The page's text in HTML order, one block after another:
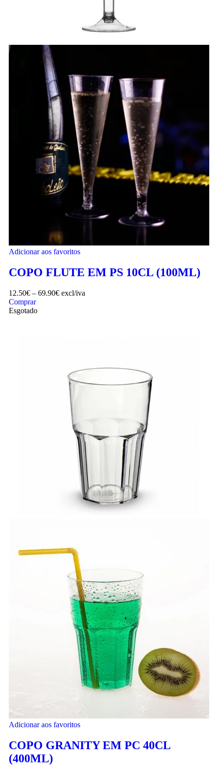
Adicionar aos favoritos
COPO FLUTE EM PS 10CL (100ML)
12.50€ – 69.90€ excl/iva
Comprar
Esgotado
Adicionar aos favoritos
COPO GRANITY EM PC 40CL
(400ML)